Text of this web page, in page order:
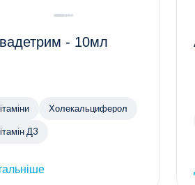
- 10мл
Холекальциферол
Д3